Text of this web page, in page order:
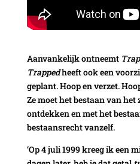
Aanvankelijk ontneemt
Trappedheeft ook een
geplant. Hoop en verzet.
Ze moet het bestaan van het
ontdekken en met het
bestaansrecht vanzelf.
‘Op 4 juli 1999 kreeg ik een